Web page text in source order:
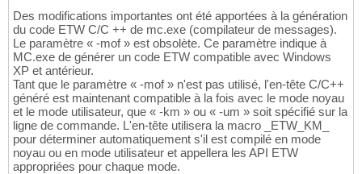
Des modifications importantes ont été apportées à la génération
du code ETW C/C ++ de mc.exe (compilateur de messages).
Le paramètre « -mof » est obsolète. Ce paramètre indique à
MC.exe de générer un code ETW compatible avec Windows
XP et antérieur.
Tant que le paramètre « -mof » n'est pas utilisé, l'en-tête C/C++
généré est maintenant compatible à la fois avec le mode noyau
et le mode utilisateur, que « -km » ou « -um » soit spécifié sur la
ligne de commande. L'en-tête utilisera la macro _ETW_KM_
pour déterminer automatiquement s'il est compilé en mode
noyau ou en mode utilisateur et appellera les API ETW
appropriées pour chaque mode.